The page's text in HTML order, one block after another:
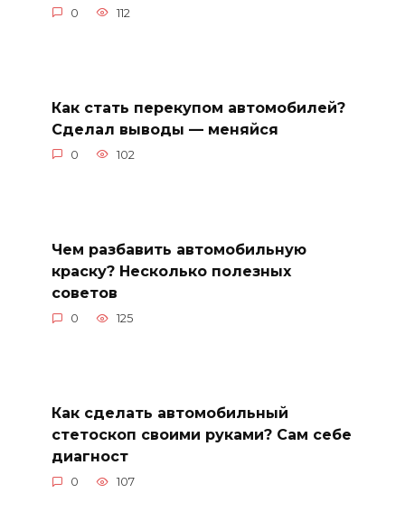
0 112
Как стать перекупом автомобилей?
Сделал выводы — меняйся
0 102
Чем разбавить автомобильную
краску? Несколько полезных
советов
0 125
Как сделать автомобильный
стетоскоп своими руками? Сам себе
диагност
0 107